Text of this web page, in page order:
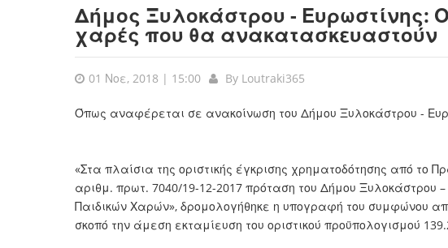
Δήμος Ξυλοκάστρου - Ευρωστίνης:
χαρές που θα ανακατασκευαστούν
01 Νοε, 2018 | 15:00 By Loutraki365
Όπως αναφέρεται σε ανακοίνωση του Δήμου Ξυλοκάστρου -
«Στα πλαίσια της οριστικής έγκρισης χρηματοδότησης από το
αριθμ. πρωτ. 7040/19-12-2017 πρόταση του Δήμου Ξυλοκάστρου
Παιδικών Χαρών», δρομολογήθηκε η υπογραφή του συμφώνου
σκοπό την άμεση εκταμίευση του οριστικού προϋπολογισμού